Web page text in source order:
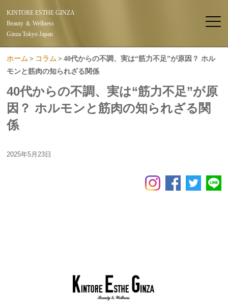
KINTORE ESTHE GINZA
Beauty ＆ Wellness
Ginza Tokyo Japan
ホーム コラム
40代からの不調、実は“筋力不足”が原因？ ホル
モンと筋肉の知られざる関係
40代からの不調、実は“筋力不足”が原
因？ ホルモンと筋肉の知られざる関
係
2025年5月23日